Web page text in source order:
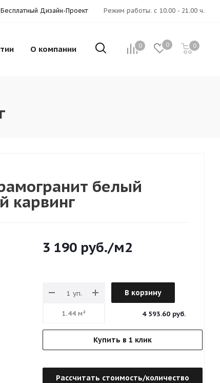
Режим работы: с 10.00 - 21.00 ч.
Бесплатный Дизайн-Проект
0 0 0
О компании
белый
карвинг
3 190 руб./м2
В корзину
4 593.60 руб.
Купить в 1 клик
Рассчитать стоимость/количество